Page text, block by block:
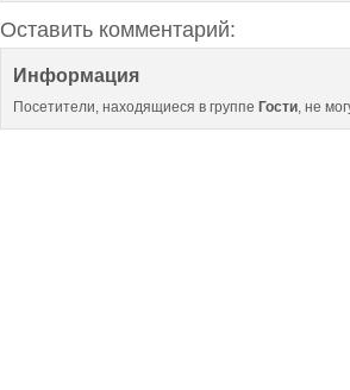
Оставить комментарий:
Информация
Посетители, находящиеся в группе Гости, не